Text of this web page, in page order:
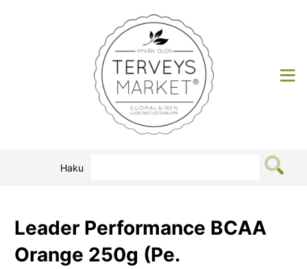
Terveysmarket
Haku
Leader Performance BCAA
Orange 250g (Pe.